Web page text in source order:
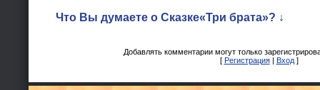
Что Вы думаете о Сказке«Три брата»? ↓
Добавлять комментарии могут только
[ Регистрация| Вход]